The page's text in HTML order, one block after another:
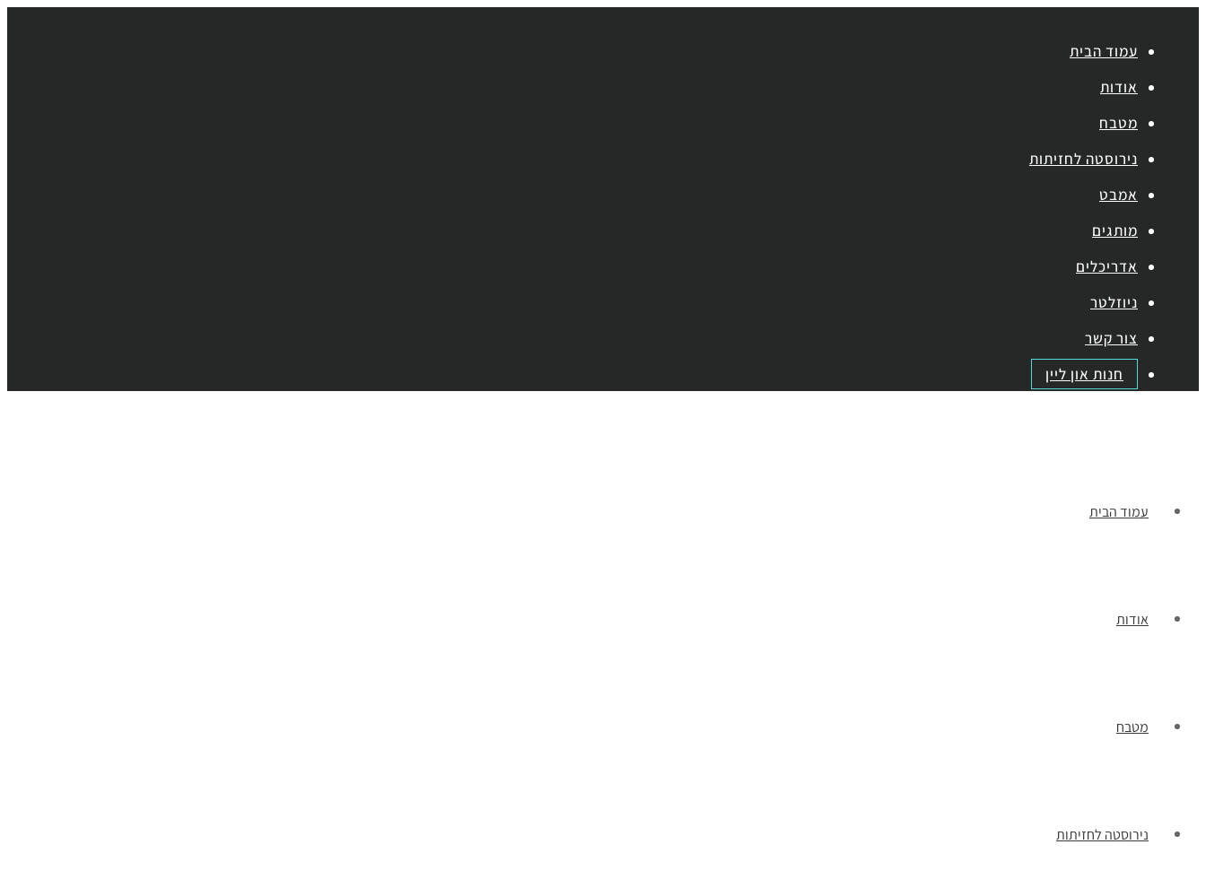
עמוד הבית
אודות
מטבח
נירוסטה לחזיתות
אמבט
מותגים
אדריכלים
ניוזלטר
צור קשר
חנות און ליין
עמוד הבית
אודות
מטבח
נירוסטה לחזיתות